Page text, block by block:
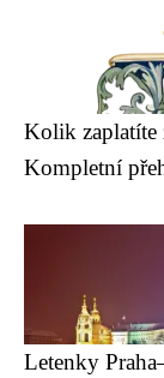
Kolik zaplatíte
Kompletní
Letenky